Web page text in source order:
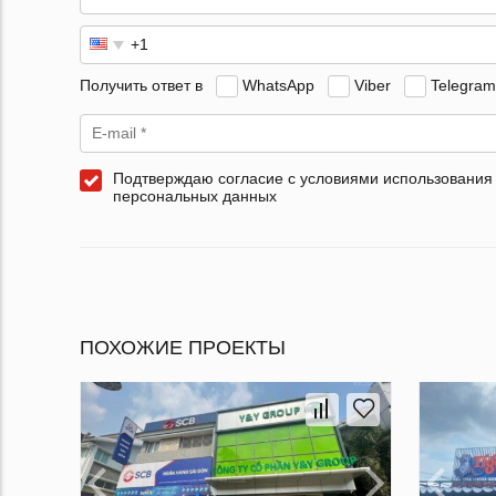
Получить ответ в WhatsApp Viber Telegram
Подтверждаю согласие с условиями использования
персональных данных
ПОХОЖИЕ ПРОЕКТЫ